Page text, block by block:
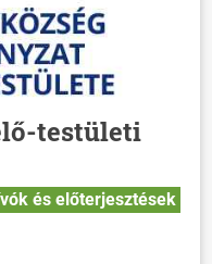
testületi
és előterjesztések